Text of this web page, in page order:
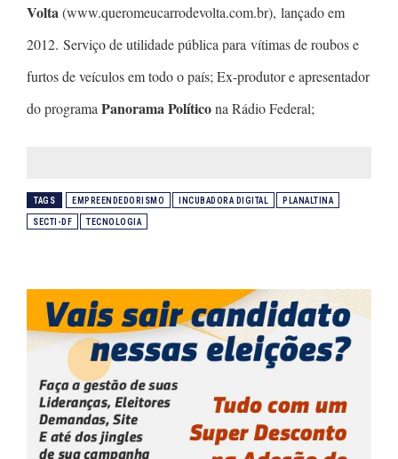
Volta(www.queromeucarrodevolta.com.br), lançado em
2012. Serviço de utilidade pública para vítimas de roubos e
furtos de veículos em todo o país; Ex-produtor e apresentador
do programaPanorama Políticona Rádio Federal;
TAGS EMPREENDEDORISMO INCUBADORA DIGITAL PLANALTINA
SECTI-DF TECNOLOGIA